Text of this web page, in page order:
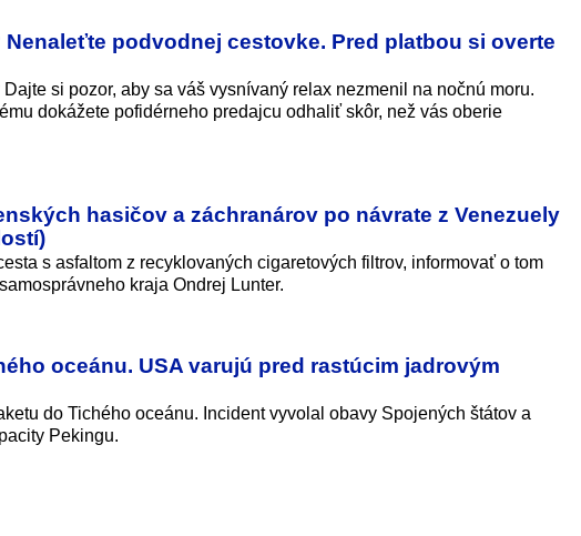
podvodnej cestovke. Pred platbou si overte
si pozor, aby sa váš vysnívaný relax nezmenil na nočnú moru.
dokážete pofidérneho predajcu odhaliť skôr, než vás oberie
hasičov a záchranárov po návrate z Venezuely
s asfaltom z recyklovaných cigaretových filtrov, informovať o tom
kraja Ondrej Lunter.
oceánu. USA varujú pred rastúcim jadrovým
do Tichého oceánu. Incident vyvolal obavy Spojených štátov a
Pekingu.